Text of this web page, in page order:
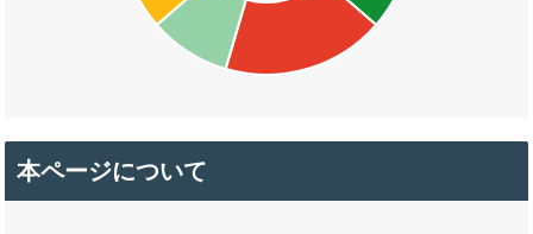
本ページについて